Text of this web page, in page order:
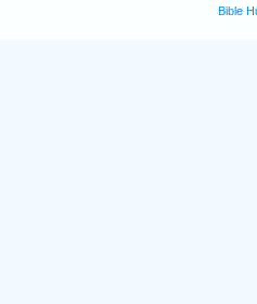
Bible